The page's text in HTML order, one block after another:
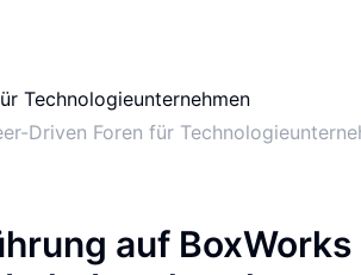
Driven Foren für
auf